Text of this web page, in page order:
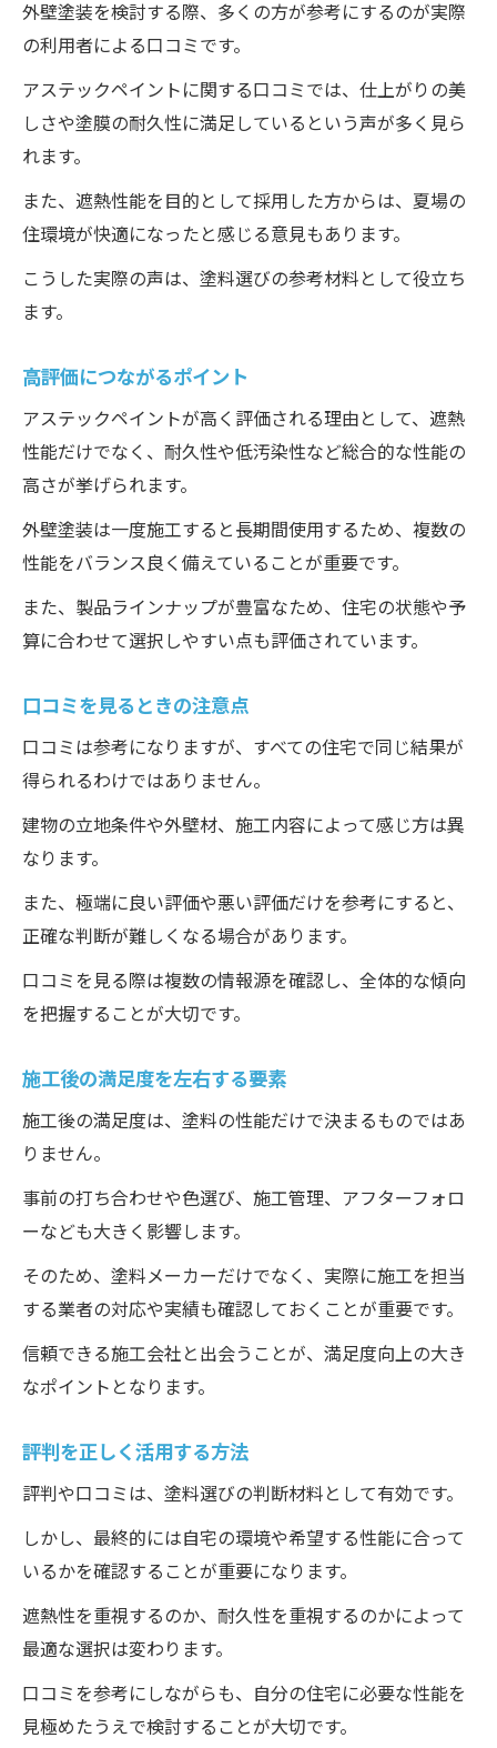
外壁塗装を検討する際、多くの方が参考にするのが実際
の利用者による口コミです。
アステックペイントに関する口コミでは、仕上がりの美
しさや塗膜の耐久性に満足しているという声が多く見ら
れます。
また、遮熱性能を目的として採用した方からは、夏場の
住環境が快適になったと感じる意見もあります。
こうした実際の声は、塗料選びの参考材料として役立ち
ます。
高評価につながるポイント
アステックペイントが高く評価される理由として、遮熱
性能だけでなく、耐久性や低汚染性など総合的な性能の
高さが挙げられます。
外壁塗装は一度施工すると長期間使用するため、複数の
性能をバランス良く備えていることが重要です。
また、製品ラインナップが豊富なため、住宅の状態や予
算に合わせて選択しやすい点も評価されています。
口コミを見るときの注意点
口コミは参考になりますが、すべての住宅で同じ結果が
得られるわけではありません。
建物の立地条件や外壁材、施工内容によって感じ方は異
なります。
また、極端に良い評価や悪い評価だけを参考にすると、
正確な判断が難しくなる場合があります。
口コミを見る際は複数の情報源を確認し、全体的な傾向
を把握することが大切です。
施工後の満足度を左右する要素
施工後の満足度は、塗料の性能だけで決まるものではあ
りません。
事前の打ち合わせや色選び、施工管理、アフターフォロ
ーなども大きく影響します。
そのため、塗料メーカーだけでなく、実際に施工を担当
する業者の対応や実績も確認しておくことが重要です。
信頼できる施工会社と出会うことが、満足度向上の大き
なポイントとなります。
評判を正しく活用する方法
評判や口コミは、塗料選びの判断材料として有効です。
しかし、最終的には自宅の環境や希望する性能に合って
いるかを確認することが重要になります。
遮熱性を重視するのか、耐久性を重視するのかによって
最適な選択は変わります。
口コミを参考にしながらも、自分の住宅に必要な性能を
見極めたうえで検討することが大切です。